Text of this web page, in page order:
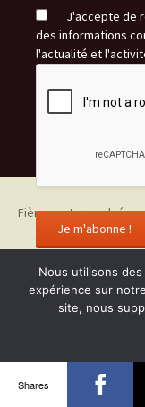
J'accepte de
des informations
l'actualité et
Fièrement propulsé
Nous utilisons
expérience sur
site, nous
Shares